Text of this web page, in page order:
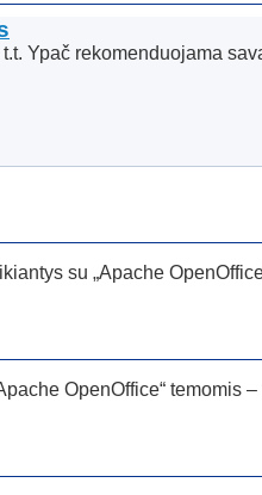
Ypač rekomenduojama
su „Apache
OpenOffice“ temomis